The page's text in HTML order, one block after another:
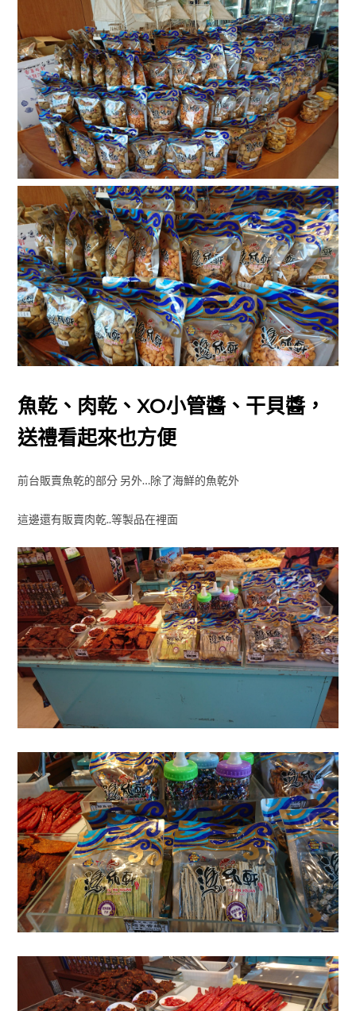
魚乾、肉乾、XO小管醬、干貝醬，
送禮看起來也方便
前台販賣魚乾的部分 另外…除了海鮮的魚乾外
這邊還有販賣肉乾..等製品在裡面